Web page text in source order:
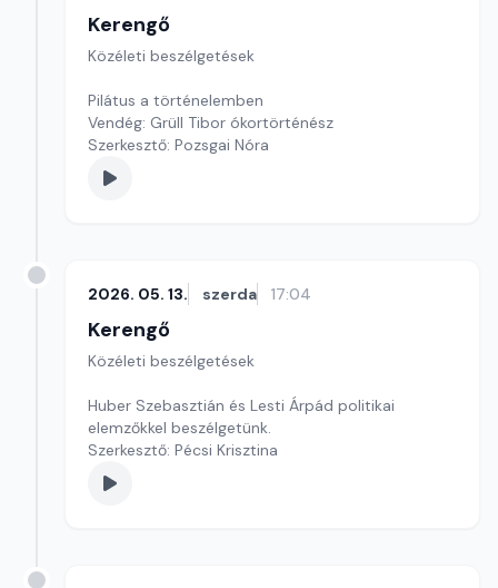
Kerengő
Közéleti beszélgetések
Pilátus a történelemben
Vendég: Grüll Tibor ókortörténész
Szerkesztő: Pozsgai Nóra
2026. 05. 13. szerda 17:04
Kerengő
Közéleti beszélgetések
Huber Szebasztián és Lesti Árpád politikai
elemzőkkel beszélgetünk.
Szerkesztő: Pécsi Krisztina